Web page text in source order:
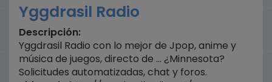
Yggdrasil Radio
Descripción:
Yggdrasil Radio con lo mejor de Jpop, anime y
música de juegos, directo de ... ¿Minnesota?
Solicitudes automatizadas, chat y foros.